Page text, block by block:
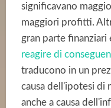
significavano
maggiori profitti.
gran parte finanziari
reagire di
traducono in un
causa dell'ipotesi di
anche a causa